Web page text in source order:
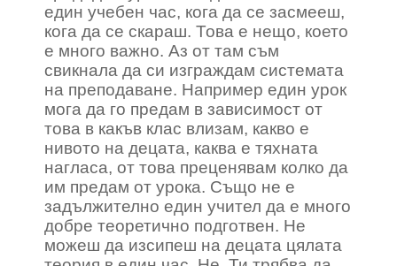
един учебен час, кога да се засмееш,
кога да се скараш. Това е нещо, което
е много важно. Аз от там съм
свикнала да си изграждам системата
на преподаване. Например един урок
мога да го предам в зависимост от
това в какъв клас влизам, какво е
нивото на децата, каква е тяхната
нагласа, от това преценявам колко да
им предам от урока. Също не е
задължително един учител да е много
добре теоретично подготвен. Не
можеш да изсипеш на децата цялата